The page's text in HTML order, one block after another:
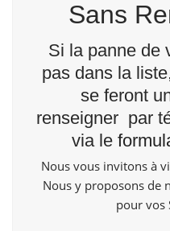
Sans
Si la panne de
pas dans la
se feront
renseigner par
via le
Nous vous invitons à
Nous y proposons de
pour vos